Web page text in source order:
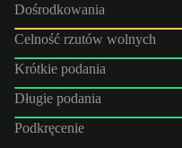
Dośrodkowania
Celność rzutów wolnych
Krótkie podania
Długie podania
Podkręcenie